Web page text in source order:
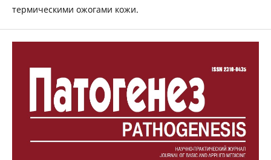
термическими ожогами кожи.